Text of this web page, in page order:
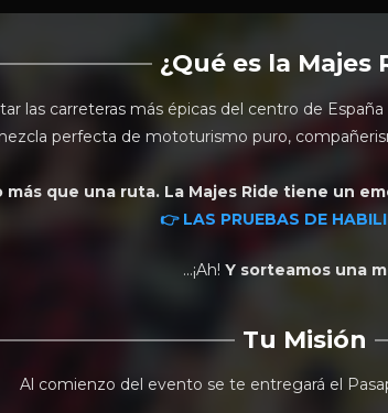
¿Qué es la Majes
las carreteras más épicas del centro de
perfecta de mototurismo puro,
más que una ruta. La Majes Ride tiene un
👉 LAS PRUEBAS DE
...¡Ah! Y sorteamos una
Tu Misión
Al comienzo del evento se te entregará el